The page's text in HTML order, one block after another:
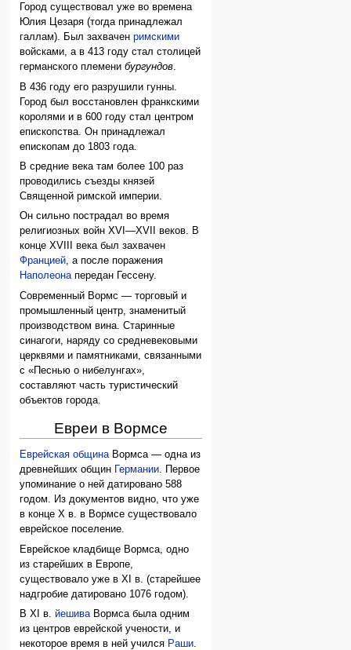
Город существовал уже во времена
Юлия Цезаря (тогда принадлежал
галлам). Был захваченримскими
войсками, а в 413 году стал столицей
германского племенибургундов.
В 436 году его разрушили гунны.
Город был восстановлен франкскими
королями и в 600 году стал центром
епископства. Он принадлежал
епископам до 1803 года.
В средние века там более 100 раз
проводились съезды князей
Священной римской империи.
Он сильно пострадал во время
религиозных войн XVI—XVII веков. В
конце XVIII века был захвачен
Францией, а после поражения
Наполеонапередан Гессену.
Современный Вормс — торговый и
промышленный центр, знаменитый
производством вина. Старинные
синагоги, наряду со средневековыми
церквями и памятниками, связанными
с «Песнью о нибелунгах»,
составляют часть туристический
объектов города.
Евреи в Вормсе
Еврейская общинаВормса — одна из
древнейших общин
Германии. Первое
упоминание о ней датировано 588
годом. Из документов видно, что уже
в конце X в. в Вормсе существовало
еврейское поселение.
Еврейское кладбище Вормса, одно
из старейших в Европе,
существовало уже в XI в. (старейшее
надгробие датировано 1076 годом).
В XI в.йешиваВормса была одним
из центров еврейской учености, и
некоторое время в ней учился Раши.